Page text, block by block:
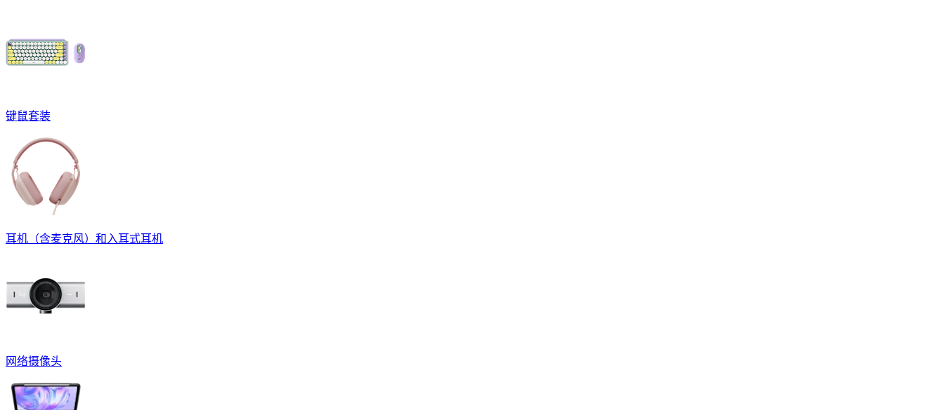
键鼠套装
耳机（含麦克风）和入耳式耳机
网络摄像头